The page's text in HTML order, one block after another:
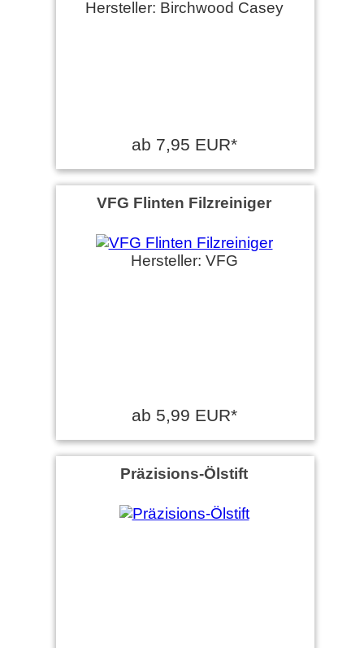
Hersteller: Birchwood Casey
ab 7,95 EUR*
VFG Flinten Filzreiniger
Hersteller: VFG
ab 5,99 EUR*
Präzisions-Ölstift